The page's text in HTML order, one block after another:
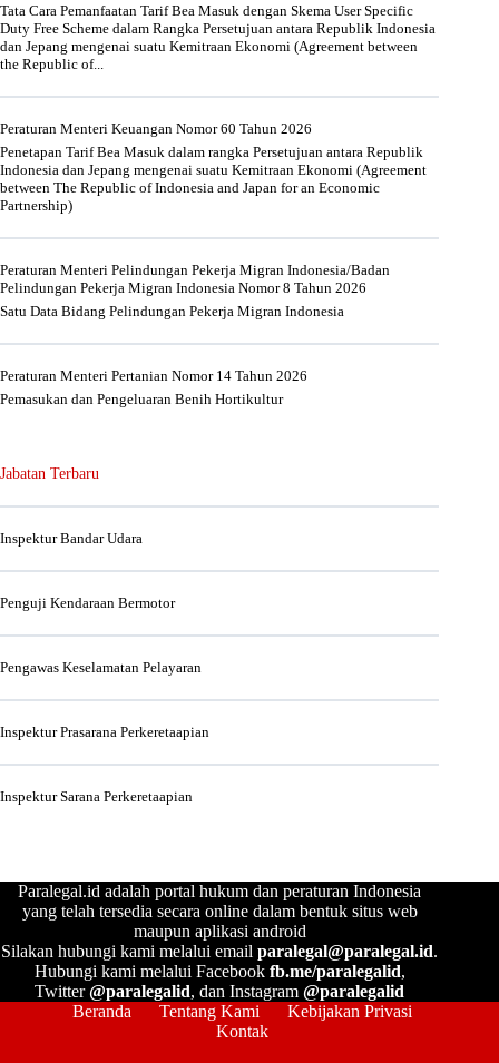
Tata Cara Pemanfaatan Tarif Bea Masuk dengan Skema User Specific
Duty Free Scheme dalam Rangka Persetujuan antara Republik Indonesia
dan Jepang mengenai suatu Kemitraan Ekonomi (Agreement between
the Republic of...
Peraturan Menteri Keuangan Nomor 60 Tahun 2026
Penetapan Tarif Bea Masuk dalam rangka Persetujuan antara Republik
Indonesia dan Jepang mengenai suatu Kemitraan Ekonomi (Agreement
between The Republic of Indonesia and Japan for an Economic
Partnership)
Peraturan Menteri Pelindungan Pekerja Migran Indonesia/Badan
Pelindungan Pekerja Migran Indonesia Nomor 8 Tahun 2026
Satu Data Bidang Pelindungan Pekerja Migran Indonesia
Peraturan Menteri Pertanian Nomor 14 Tahun 2026
Pemasukan dan Pengeluaran Benih Hortikultur
Jabatan Terbaru
Inspektur Bandar Udara
Penguji Kendaraan Bermotor
Pengawas Keselamatan Pelayaran
Inspektur Prasarana Perkeretaapian
Inspektur Sarana Perkeretaapian
Paralegal.id adalah portal hukum dan peraturan Indonesia
yang telah tersedia secara online dalam bentuk situs web
maupun aplikasi android
Silakan hubungi kami melalui emailparalegal@paralegal.id.
Hubungi kami melalui Facebook fb.me/paralegalid,
Twitter@paralegalid, dan Instagram@paralegalid
Beranda
Tentang Kami
Kebijakan Privasi
Kontak